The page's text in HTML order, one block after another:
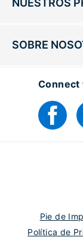
NUESTROS
SOBRE
Connect
Pie de
Política de